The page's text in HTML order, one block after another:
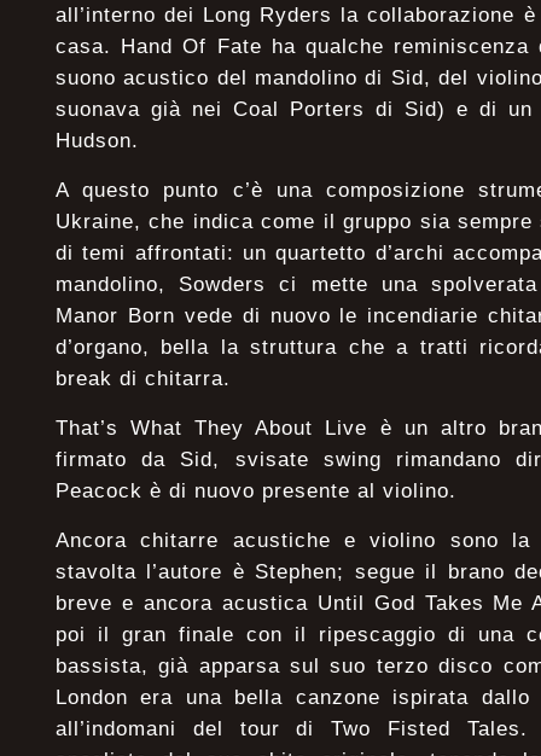
all’interno dei Long Ryders la collaborazione
casa. Hand Of Fate ha qualche
suono acustico del mandolino di Sid, del
suonava già nei Coal Porters di Sid) e di un
Hudson.
A questo punto c’è una composizione
Ukraine, che indica come il gruppo sia
di temi affrontati: un quartetto d’archi
mandolino, Sowders ci mette una
Manor Born vede di nuovo le incendiarie
d’organo, bella la struttura che a tratti
break di chitarra.
That’s What They About Live è un altro
firmato da Sid, svisate swing rimandano
Peacock è di nuovo presente al violino.
Ancora chitarre acustiche e violino sono
stavolta l’autore è Stephen; segue il brano
breve e ancora acustica Until God Takes Me
poi il gran finale con il ripescaggio di una
bassista, già apparsa sul suo terzo disco
London era una bella canzone ispirata dallo
all’indomani del tour di Two Fisted Tales.